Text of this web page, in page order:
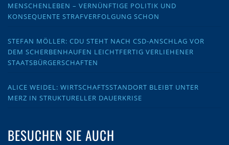
MENSCHENLEBEN – VERNÜNFTIGE POLITIK UND
KONSEQUENTE STRAFVERFOLGUNG SCHON
STEFAN MÖLLER: CDU STEHT NACH CSD-ANSCHLAG VOR
DEM SCHERBENHAUFEN LEICHTFERTIG VERLIEHENER
STAATSBÜRGERSCHAFTEN
ALICE WEIDEL: WIRTSCHAFTSSTANDORT BLEIBT UNTER
MERZ IN STRUKTURELLER DAUERKRISE
BESUCHEN SIE AUCH